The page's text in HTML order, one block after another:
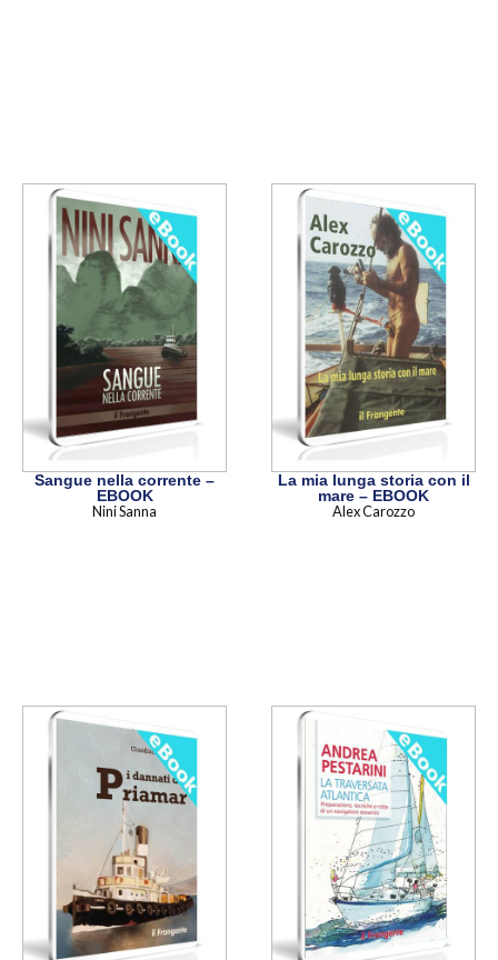
Sangue nella corrente –
EBOOK
Nini Sanna
La mia lunga storia con il
mare – EBOOK
Alex Carozzo